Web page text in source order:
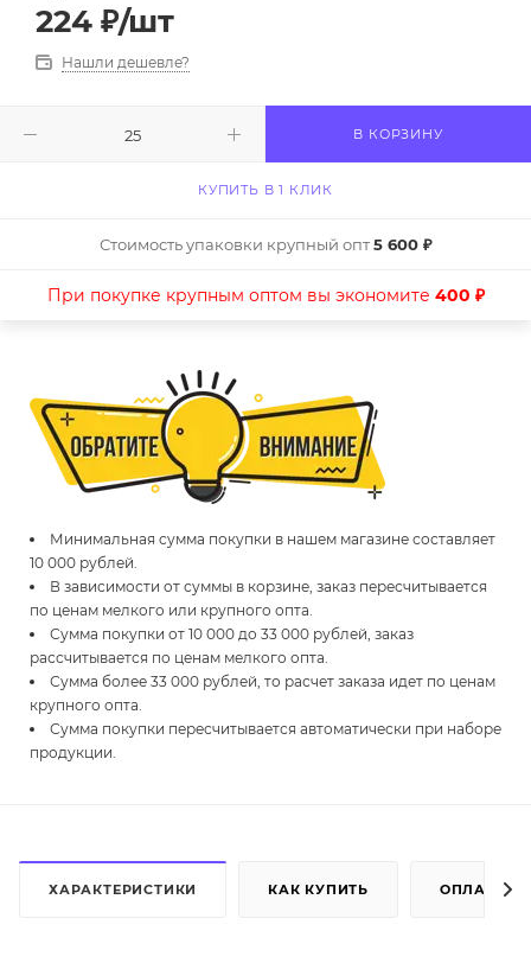
224 ₽/шт
Нашли дешевле?
В КОРЗИНУ
КУПИТЬ В 1 КЛИК
Стоимость упаковки крупный опт5 600 ₽
При покупке крупным оптом вы экономите 400 ₽
Минимальная сумма покупки в нашем магазине составляет
10 000 рублей.
В зависимости от суммы в корзине, заказ пересчитывается
по ценам мелкого или крупного опта.
Сумма покупки от 10 000 до 33 000 рублей, заказ
рассчитывается по ценам мелкого опта.
Сумма более 33 000 рублей, то расчет заказа идет по ценам
крупного опта.
Сумма покупки пересчитывается автоматически при наборе
продукции.
ХАРАКТЕРИСТИКИ КАК КУПИТЬ ОПЛАТА